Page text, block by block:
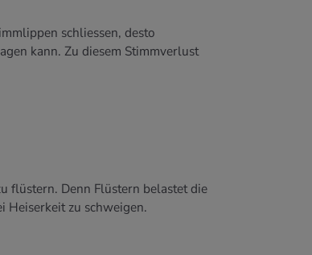
schliessen, desto
kann. Zu diesem Stimmverlust
flüstern. Denn Flüstern belastet die
Heiserkeit zu schweigen.